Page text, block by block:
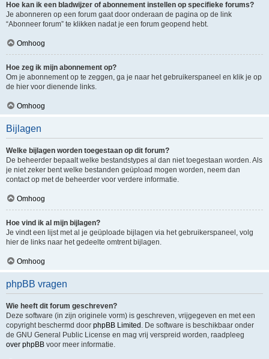
Hoe kan ik een bladwijzer of abonnement instellen op specifieke forums?
Je abonneren op een forum gaat door onderaan de pagina op de link
“Abonneer forum” te klikken nadat je een forum geopend hebt.
Omhoog
Hoe zeg ik mijn abonnement op?
Om je abonnement op te zeggen, ga je naar het gebruikerspaneel en klik je op
de hier voor dienende links.
Omhoog
Bijlagen
Welke bijlagen worden toegestaan op dit forum?
De beheerder bepaalt welke bestandstypes al dan niet toegestaan worden. Als
je niet zeker bent welke bestanden geüpload mogen worden, neem dan
contact op met de beheerder voor verdere informatie.
Omhoog
Hoe vind ik al mijn bijlagen?
Je vindt een lijst met al je geüploade bijlagen via het gebruikerspaneel, volg
hier de links naar het gedeelte omtrent bijlagen.
Omhoog
phpBB vragen
Wie heeft dit forum geschreven?
Deze software (in zijn originele vorm) is geschreven, vrijgegeven en met een
copyright beschermd door phpBB Limited . De software is beschikbaar onder
de GNU General Public License en mag vrij verspreid worden, raadpleeg
over phpBB voor meer informatie.